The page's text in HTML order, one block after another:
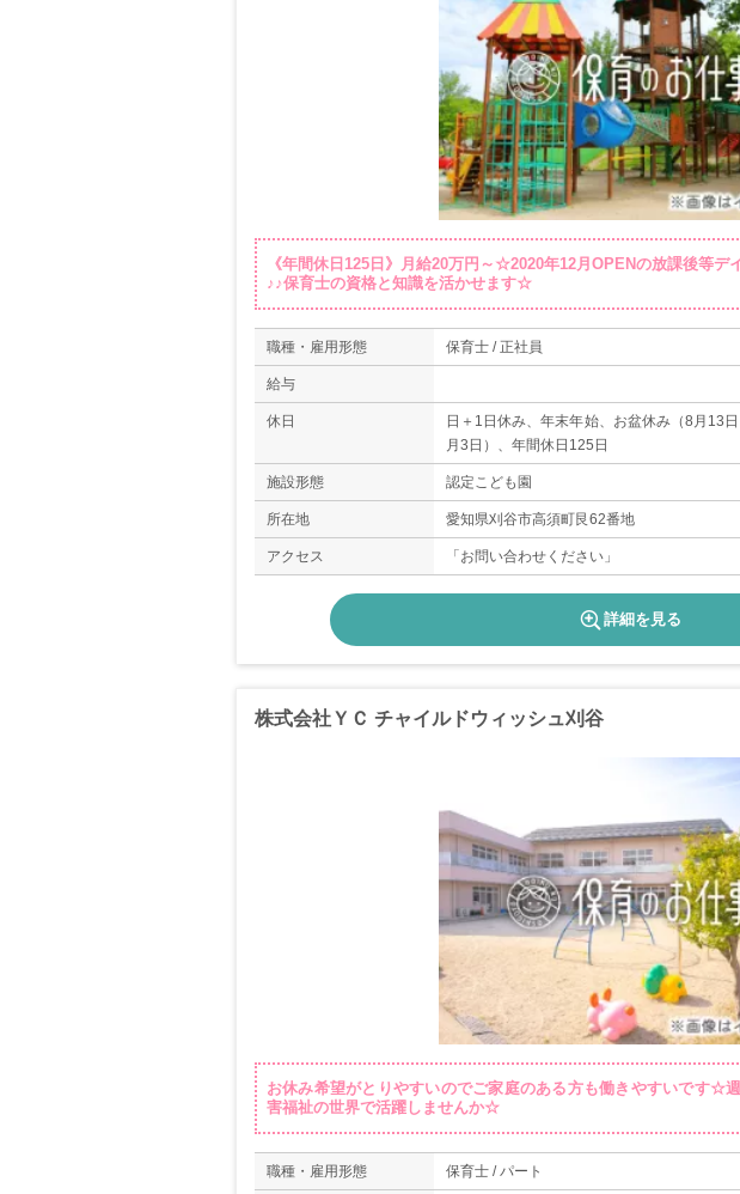
《年間休日125日》月給20万円～☆2020年12月OPENの放課後等
♪♪保育士の資格と知識を活かせます☆
職種・雇用形態 保育士 / 正社員
給与
休日
日＋1日休み、年末年始、お盆休み（8月13
月3日）、年間休日125日
施設形態 認定こども園
所在地 愛知県刈谷市高須町艮62番地
アクセス 「お問い合わせください」
詳細を見る
株式会社ＹＣ チャイルドウィッシュ刈谷
お休み希望がとりやすいのでご家庭のある方も働きやすいです☆
害福祉の世界で活躍しませんか☆
職種・雇用形態 保育士 / パート